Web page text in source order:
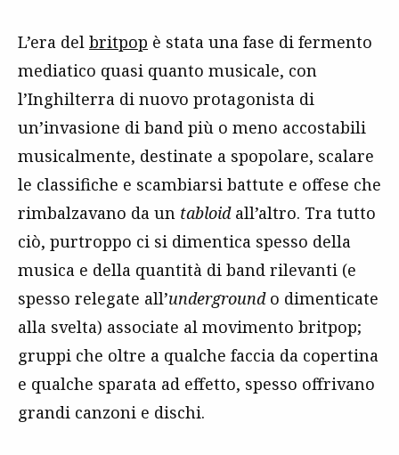
L’era del britpop è stata una fase di fermento
mediatico quasi quanto musicale, con
l’Inghilterra di nuovo protagonista di
un’invasione di band più o meno accostabili
musicalmente, destinate a spopolare, scalare
le classifiche e scambiarsi battute e offese che
rimbalzavano da un tabloidall’altro. Tra tutto
ciò, purtroppo ci si dimentica spesso della
musica e della quantità di band rilevanti (e
spesso relegate all’undergroundo dimenticate
alla svelta) associate al movimento britpop;
gruppi che oltre a qualche faccia da copertina
e qualche sparata ad effetto, spesso offrivano
grandi canzoni e dischi.